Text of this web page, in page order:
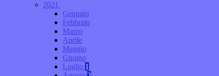
2021
Gennaio
Febbraio
Marzo
Aprile
Maggio
Giugno
Luglio 1